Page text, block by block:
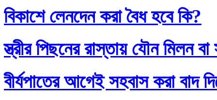
বিকাশে লেনদেন করা বৈধ হবে কি?
স্ত্রীর পিছনের রাস্তায় যৌন মিলন
বীর্যপাতের আগেই সহবাস করা বাদ